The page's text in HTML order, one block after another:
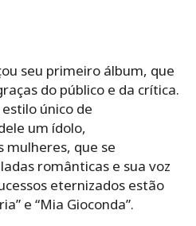
seu primeiro álbum, que
do público e da crítica.
único de
um ídolo,
mulheres, que se
românticas e sua voz
eternizados estão
e “Mia Gioconda”.